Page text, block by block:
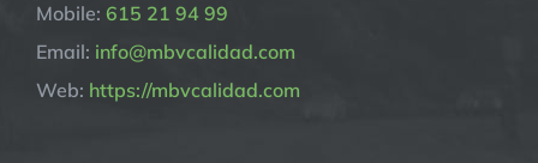
Mobile: 615 21 94 99
Email: info@mbvcalidad.com
Web: https://mbvcalidad.com